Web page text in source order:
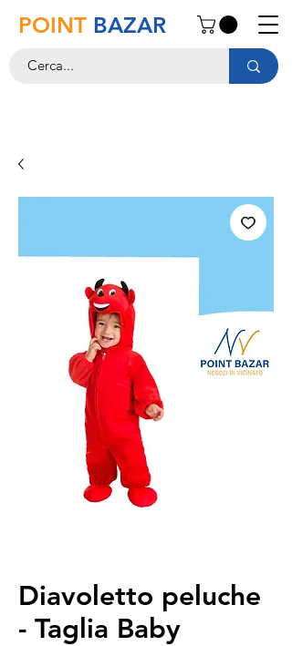
POINT BAZAR
Diavoletto peluche
- Taglia Baby